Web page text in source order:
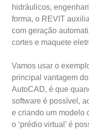
hidráulicos,
forma, o REVIT
com geração
cortes e maquete
Vamos usar o
principal vantagem
AutoCAD, é que
software é possível,
e criando um modelo
o ‘prédio virtual’ é